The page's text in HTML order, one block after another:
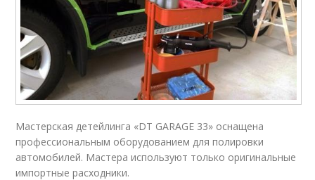
Мастерская детейлинга «DT GARAGE 33» оснащена
профессиональным оборудованием для полировки
автомобилей. Мастера используют только оригинальные
импортные расходники.